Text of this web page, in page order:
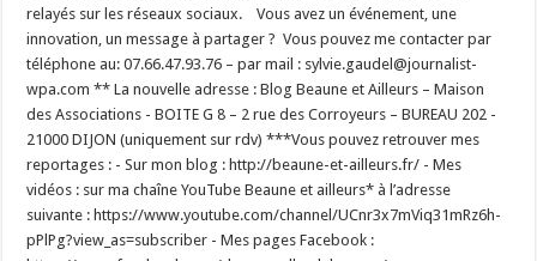
relayés sur les réseaux sociaux. Vous avez un événement, une
innovation, un message à partager ? Vous pouvez me contacter par
téléphone au: 07.66.47.93.76 – par mail : sylvie.gaudel@journalist-
wpa.com ** La nouvelle adresse : Blog Beaune et Ailleurs – Maison
des Associations - BOITE G 8 – 2 rue des Corroyeurs – BUREAU 202 -
21000 DIJON (uniquement sur rdv) ***Vous pouvez retrouver mes
reportages : - Sur mon blog : http://beaune-et-ailleurs.fr/ - Mes
vidéos : sur ma chaîne YouTube Beaune et ailleurs* à l’adresse
suivante : https://www.youtube.com/channel/UCnr3x7mViq31mRz6h-
pPlPg?view_as=subscriber - Mes pages Facebook :